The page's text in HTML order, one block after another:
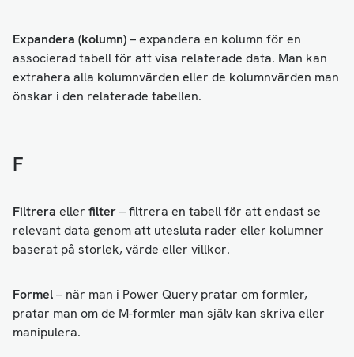
Expandera (kolumn)– expandera en kolumn för en
associerad tabell för att visa relaterade data. Man kan
extrahera alla kolumnvärden eller de kolumnvärden man
önskar i den relaterade tabellen.
F
Filtrera eller filter– filtrera en tabell för att endast se
relevant data genom att utesluta rader eller kolumner
baserat på storlek, värde eller villkor.
Formel– när man i Power Query pratar om formler,
pratar man om de M-formler man själv kan skriva eller
manipulera.